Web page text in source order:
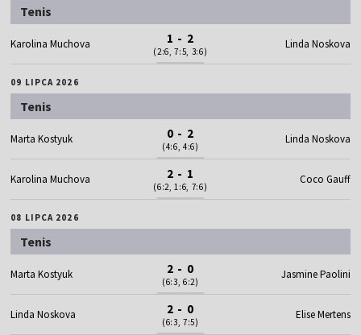
Tenis
Karolina Muchova 1 - 2
(2:6, 7:5, 3:6)
Linda Noskova
09 LIPCA 2026
Tenis
Marta Kostyuk 0 - 2
(4:6, 4:6)
Linda Noskova
Karolina Muchova 2 - 1
(6:2, 1:6, 7:6)
Coco Gauff
08 LIPCA 2026
Tenis
Marta Kostyuk 2 - 0
(6:3, 6:2)
Jasmine Paolini
Linda Noskova 2 - 0
(6:3, 7:5)
Elise Mertens